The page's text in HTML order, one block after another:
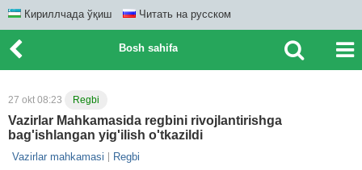
Кириллчада ўқиш Читать на русском
Bosh sahifa
27 okt 08:23 Regbi
Vazirlar Mahkamasida regbini rivojlantirishga
bag'ishlangan yig'ilish o'tkazildi
Vazirlar mahkamasi Regbi